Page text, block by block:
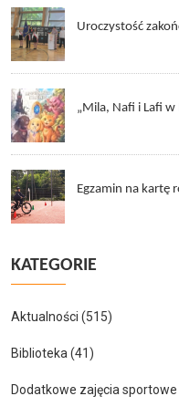
Uroczystość
„Mila, Nafi i Lafi
Egzamin na kartę
KATEGORIE
Aktualności (515)
Biblioteka (41)
Dodatkowe zajęcia sportowe